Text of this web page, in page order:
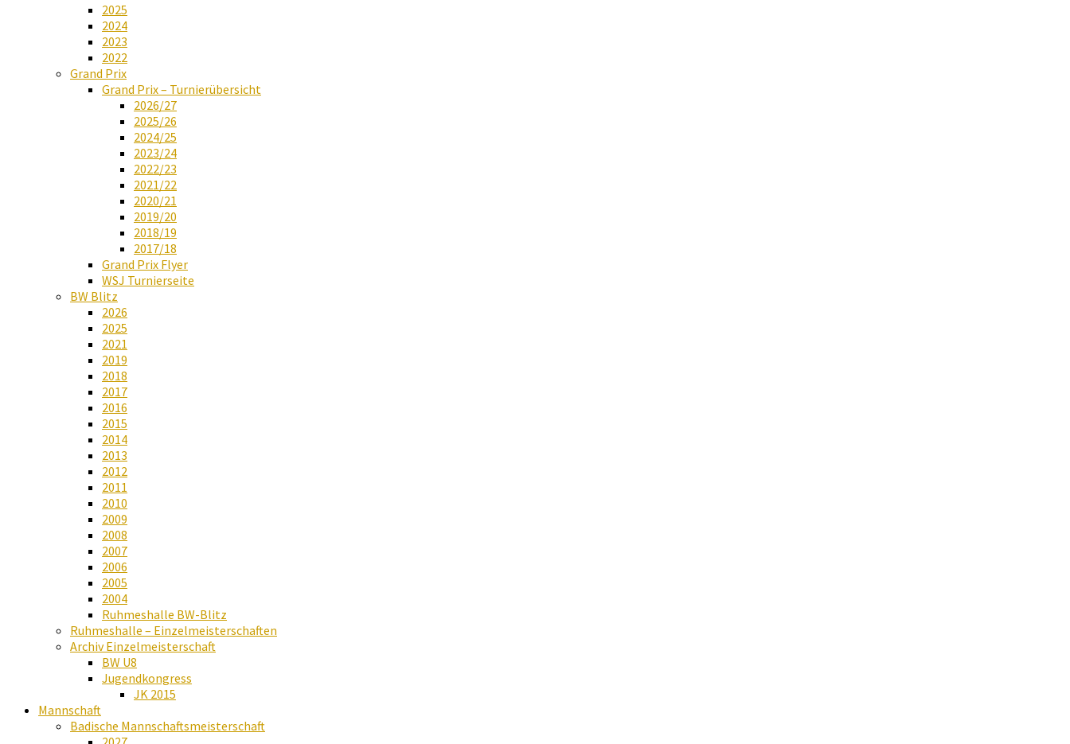
2025
2024
2023
2022
Grand Prix
Grand Prix – Turnierübersicht
2026/27
2025/26
2024/25
2023/24
2022/23
2021/22
2020/21
2019/20
2018/19
2017/18
Grand Prix Flyer
WSJ Turnierseite
BW Blitz
2026
2025
2021
2019
2018
2017
2016
2015
2014
2013
2012
2011
2010
2009
2008
2007
2006
2005
2004
Ruhmeshalle BW-Blitz
Ruhmeshalle – Einzelmeisterschaften
Archiv Einzelmeisterschaft
BW U8
Jugendkongress
JK 2015
Mannschaft
Badische Mannschaftsmeisterschaft